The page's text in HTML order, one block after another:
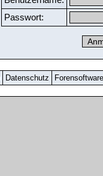
Passwort:
Datenschutz